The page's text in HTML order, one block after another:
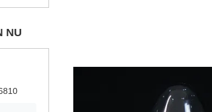
NU